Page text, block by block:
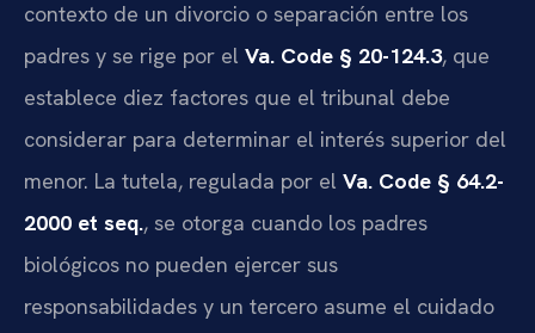
contexto de un divorcio o separación entre los
padres y se rige por el Va. Code § 20-124.3, que
establece diez factores que el tribunal debe
considerar para determinar el interés superior del
menor. La tutela, regulada por el Va. Code § 64.2-
2000 et seq., se otorga cuando los padres
biológicos no pueden ejercer sus
responsabilidades y un tercero asume el cuidado